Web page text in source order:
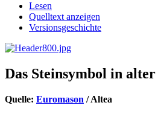
Lesen
Quelltext anzeigen
Versionsgeschichte
Das Steinsymbol in
Quelle: Euromason / Altea